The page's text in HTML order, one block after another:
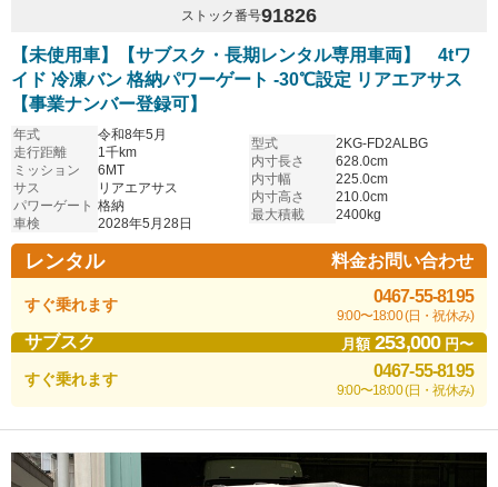
ストック番号91826
【未使用車】【サブスク・長期レンタル専用車両】 4tワ
イド 冷凍バン 格納パワーゲート -30℃設定 リアエアサス
【事業ナンバー登録可】
年式
令和8年5月
走行距離
1千km
ミッション
6MT
サス
リアエアサス
パワーゲート 格納
車検
2028年5月28日
型式
2KG-FD2ALBG
内寸長さ
628.0cm
内寸幅
225.0cm
内寸高さ
210.0cm
最大積載
2400kg
レンタル 料金お問い合わせ
すぐ乗れます 0467-55-8195
9:00〜18:00 (日・祝休み)
サブスク 月額253,000円〜
すぐ乗れます 0467-55-8195
9:00〜18:00 (日・祝休み)